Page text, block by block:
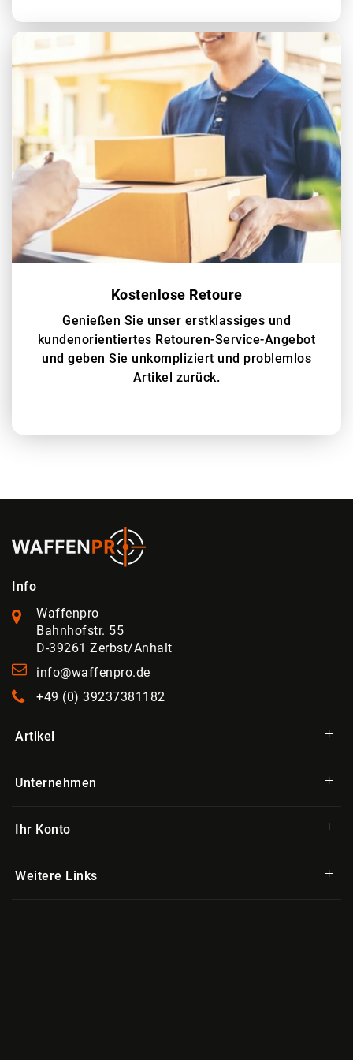
Kostenlose Retoure
Genießen Sie unser erstklassiges und
kundenorientiertes Retouren-Service-Angebot
und geben Sie unkompliziert und problemlos
Artikel zurück.
Info
Waffenpro
Bahnhofstr. 55
D-39261 Zerbst/Anhalt
info@waffenpro.de
+49 (0) 39237381182
Artikel
Unternehmen
Ihr Konto
Weitere Links